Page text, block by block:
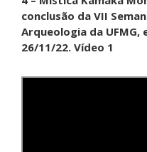
conclusão da VII
Arqueologia da UFMG,
26/11/22. Vídeo 1